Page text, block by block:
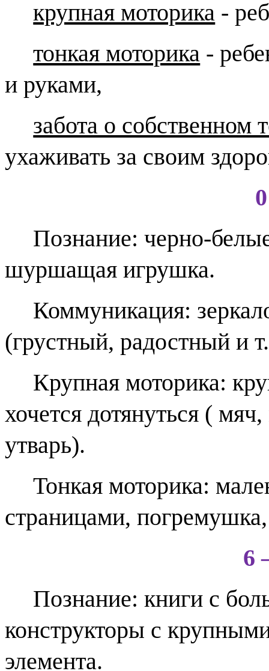
крупная моторика -
тонкая моторика -
и руками,
забота о собственном
ухаживать за своим
0 – 6
Познание: черно-
шуршащая игрушка.
Коммуникация:
(грустный, радостный и
Крупная моторика:
хочется дотянуться (
утварь).
Тонкая моторика:
страницами,
6
Познание: книги с
конструкторы с
элемента.